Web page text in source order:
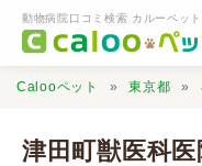
動物病院口コミ検索 カルーペット
Calooペット 東京都
津田町獣医科医